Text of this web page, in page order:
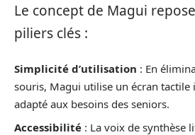
Le concept de Magui
piliers clés :
Simplicité d’utilisation : En
souris, Magui utilise un écran
adapté aux besoins des seniors.
Accessibilité : La voix de synthèse